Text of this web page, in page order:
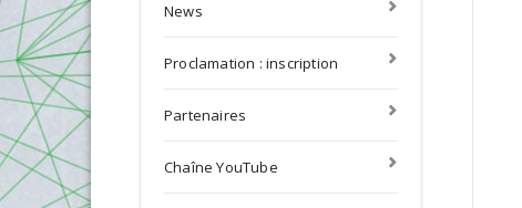
News
Proclamation : inscription
Partenaires
Chaîne YouTube